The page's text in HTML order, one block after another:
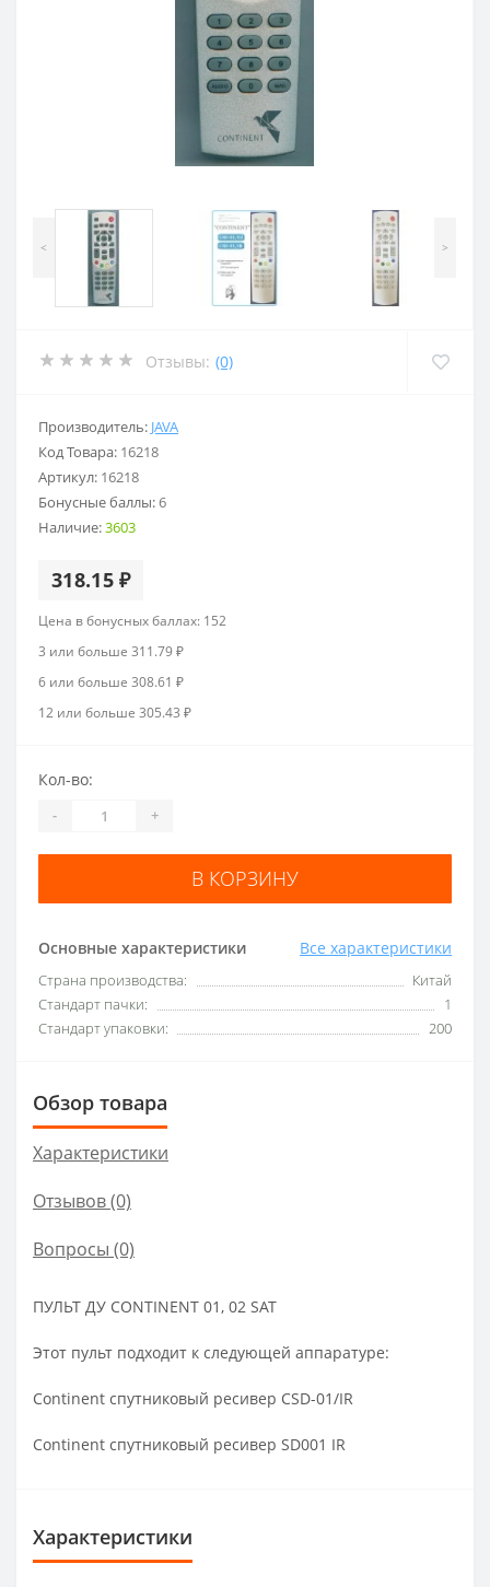
< >
Отзывы: (0)
Производитель: JAVA
Код Товара: 16218
Артикул: 16218
Бонусные баллы:6
Наличие:3603
318.15 ₽
Цена в бонусных баллах: 152
3 или больше 311.79 ₽
6 или больше 308.61 ₽
12 или больше 305.43 ₽
Основные характеристики Все характеристики
Страна производства:
Китай
Стандарт пачки:
1
Стандарт упаковки:
200
Кол-во:
- +
В КОРЗИНУ
Обзор товара
Характеристики
Отзывов (0)
Вопросы (0)
ПУЛЬТ ДУ CONTINENT 01, 02 SAT
Этот пульт подходит к следующей аппаратуре:
Continent спутниковый ресивер CSD-01/IR
Continent спутниковый ресивер SD001 IR
Характеристики